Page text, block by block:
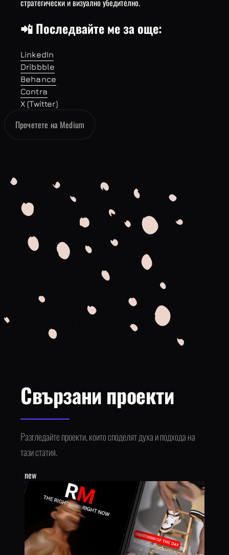
стратегически и визуално убедително.
📲 Последвайте ме за още:
LinkedIn
Dribbble
Behance
Contra
X (Twitter)
Прочетете на Medium
Свързани проекти
Разгледайте проекти, които споделят духа и подхода на
тази статия.
new